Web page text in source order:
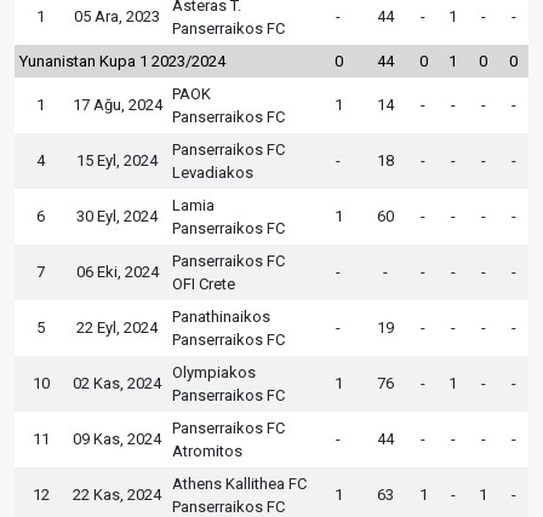
1 05 Ara, 2023
Asteras T.
Panserraikos FC
- 44 - 1 - -
Yunanistan Kupa 1 2023/2024 0 44 0 1 0 0
1 17 Ağu, 2024
PAOK
Panserraikos FC
1 14 - - - -
4 15 Eyl, 2024
Panserraikos FC
Levadiakos
- 18 - - - -
6 30 Eyl, 2024
Lamia
Panserraikos FC
1 60 - - - -
7 06 Eki, 2024
Panserraikos FC
OFI Crete
- - - - - -
5 22 Eyl, 2024
Panathinaikos
Panserraikos FC
- 19 - - - -
10 02 Kas, 2024
Olympiakos
Panserraikos FC
1 76 - 1 - -
11 09 Kas, 2024
Panserraikos FC
Atromitos
- 44 - - - -
12 22 Kas, 2024
Athens Kallithea FC
Panserraikos FC
1 63 1 - 1 -